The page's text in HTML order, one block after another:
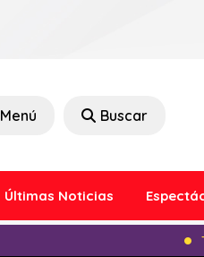
Menú Buscar
Últimas Noticias